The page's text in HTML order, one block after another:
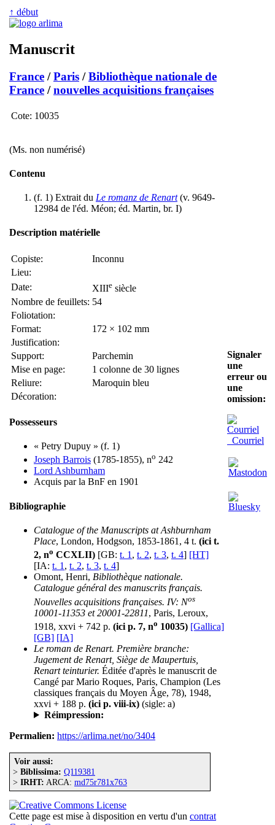
↑ début
Manuscrit
France /Paris /Bibliothèque nationale de
France /nouvelles acquisitions françaises
Cote: 10035
(Ms. non numérisé)
Contenu
(f. 1) Extrait du Le romanz de Renart(v. 9649-
12984 de l'éd. Méon; éd. Martin, br. I)
Description matérielle
Copiste:
Inconnu
Lieu:
Date:
XIIIe siècle
Nombre de feuillets: 54
Foliotation:
Format:
172 × 102 mm
Justification:
Support:
Parchemin
Mise en page:
1 colonne de 30 lignes
Reliure:
Maroquin bleu
Décoration:
Possesseurs
« Petry Dupuy » (f. 1)
Joseph Barrois (1785-1855), no 242
Lord Ashburnham
Acquis par la BnF en 1901
Bibliographie
Catalogue of the Manuscripts at Ashburnham
Place, London, Hodgson, 1853-1861, 4 t. (ici t.
2, no CCXLII) [GB: t. 1 , t. 2, t. 3, t. 4] [HT]
[IA: t. 1 , t. 2, t. 3, t. 4]
Omont, Henri, Bibliothèque nationale.
Catalogue général des manuscrits français.
Nouvelles acquisitions françaises. IV: Nos
10001-11353 et 20001-22811, Paris, Leroux,
1918, xxvi + 742 p. (ici p. 7, no 10035) [Gallica]
[GB] [IA]
Le roman de Renart. Première branche:
Jugement de Renart, Siège de Maupertuis,
Renart teinturier. Éditée d'après le manuscrit de
Cangé par Mario Roques, Paris, Champion (Les
classiques français du Moyen Âge, 78), 1948,
xxvi + 188 p. (ici p. viii-ix) (sigle: a)
Réimpression:
Permalien: https://arlima.net/no/3404
Voir aussi:
> Biblissima: Q119381
> IRHT: ARCA: md75r781x763
Cette page est mise à disposition en vertu d'un contrat
Signaler
une
erreur ou
une
omission:
Courriel